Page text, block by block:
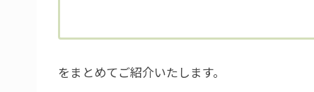
をまとめてご紹介いたします。